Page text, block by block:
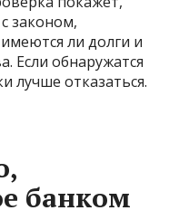
законом,
ли долги и
Если обнаружатся
лучше отказаться.
банком